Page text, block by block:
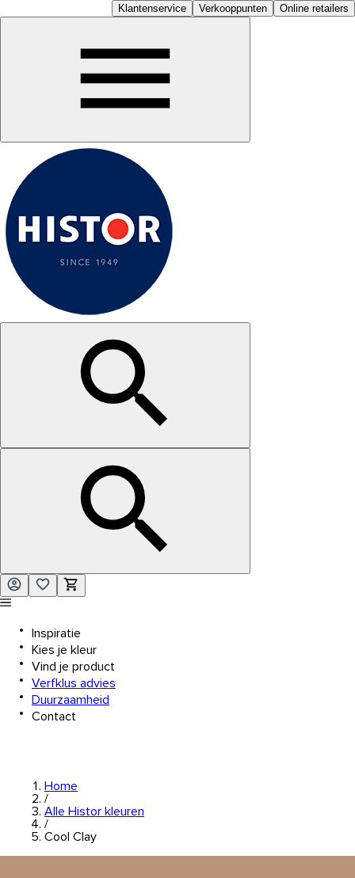
Klantenservice Verkooppunten Online retailers
Inspiratie
Kies je kleur
Vind je product
Verfklus advies
Duurzaamheid
Contact
Home
/
Alle Histor kleuren
/
Cool Clay